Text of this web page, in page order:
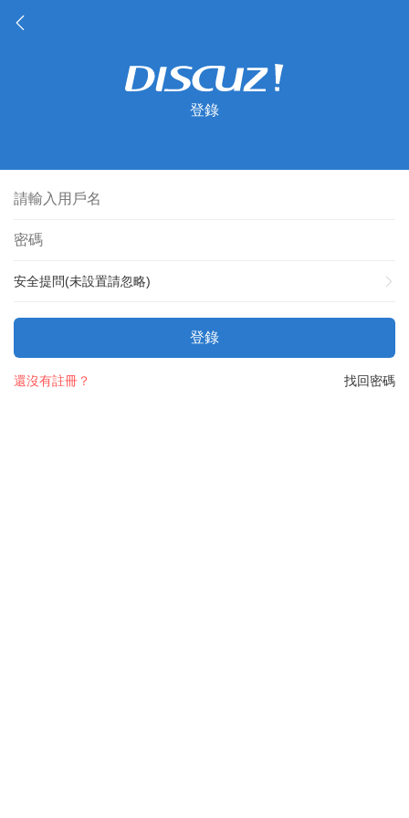
登錄
安全提問(未設置請忽略)
登錄
找回密碼
還沒有註冊？